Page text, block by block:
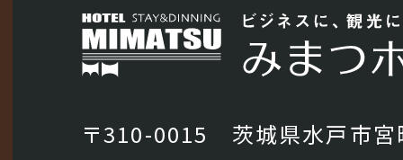
〒310-0015 茨城県水戸市